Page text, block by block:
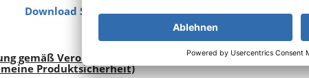
Download Sicherheitsdatenblatt
gemäß Verordnung (EU) 2023/988
Produktsicherheit)